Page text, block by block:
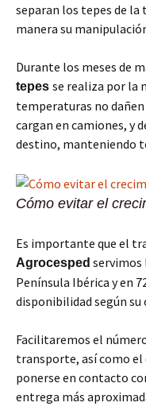
separan los tepes de
manera su
Durante los meses de
tepes se realiza por la
temperaturas no
cargan en camiones, y
destino, manteniendo
Cómo evitar el
Es importante que el
Agrocesped servimos
Península Ibérica y en
disponibilidad según
Facilitaremos el
transporte, así como el
ponerse en contacto
entrega más